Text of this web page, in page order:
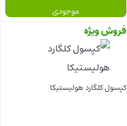
بستن
موجودی
فروش ویژه
کپسول کلگارد هولیستیکا